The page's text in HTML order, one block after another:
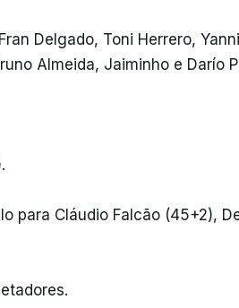
Delgado, Toni Herrero,
Almeida, Jaiminho e Darío
para Cláudio Falcão (45+2),